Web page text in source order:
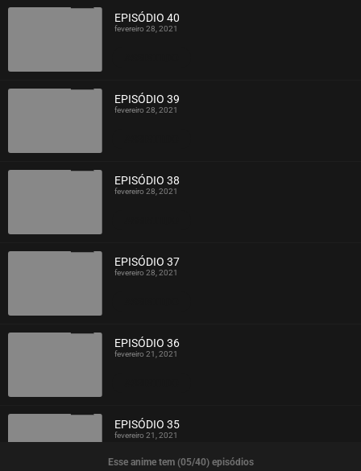
EPISÓDIO 40
fevereiro 28, 2021
EPISÓDIO 39
fevereiro 28, 2021
EPISÓDIO 38
fevereiro 28, 2021
EPISÓDIO 37
fevereiro 28, 2021
EPISÓDIO 36
fevereiro 21, 2021
ASSISTIDO
EPISÓDIO 35
fevereiro 21, 2021
Esse anime tem (05/40) episódios